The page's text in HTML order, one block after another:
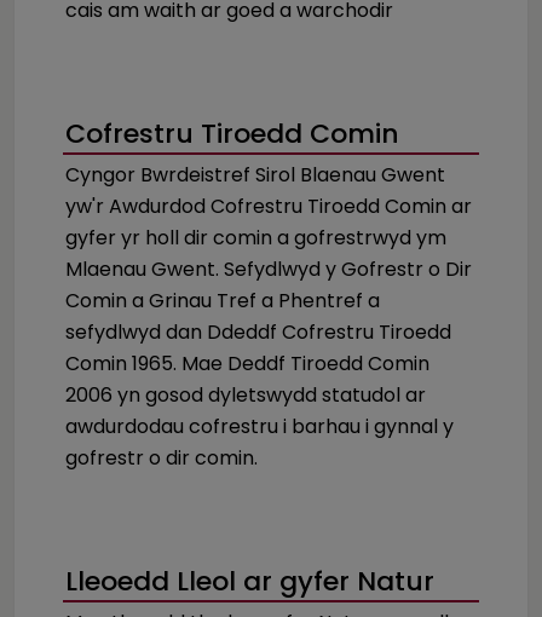
cais am waith ar goed a warchodir
Cofrestru Tiroedd Comin
Cyngor Bwrdeistref Sirol Blaenau Gwent
yw'r Awdurdod Cofrestru Tiroedd Comin ar
gyfer yr holl dir comin a gofrestrwyd ym
Mlaenau Gwent. Sefydlwyd y Gofrestr o Dir
Comin a Grinau Tref a Phentref a
sefydlwyd dan Ddeddf Cofrestru Tiroedd
Comin 1965. Mae Deddf Tiroedd Comin
2006 yn gosod dyletswydd statudol ar
awdurdodau cofrestru i barhau i gynnal y
gofrestr o dir comin.
Lleoedd Lleol ar gyfer Natur